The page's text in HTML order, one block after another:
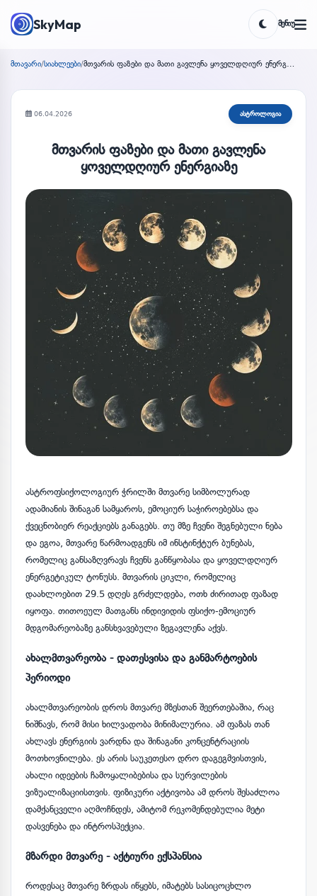
SkyMap Toggle
ᲛᲔᲜᲘᲣ
მთავარი/სიახლეები/ მთვარის ფაზები და მათი გავლენა ყოველდღიურ ენერგიაზე
06.04.2026 ასტროლოგია
მთვარის ფაზები და მათი გავლენა
ყოველდღიურ ენერგიაზე
ასტროფსიქოლოგიურ ჭრილში მთვარე სიმბოლურად
ადამიანის შინაგან სამყაროს, ემოციურ საჭიროებებსა და
ქვეცნობიერ რეაქციებს განაგებს. თუ მზე ჩვენი შეგნებული ნება
და ეგოა, მთვარე წარმოადგენს იმ ინსტინქტურ ბუნებას,
რომელიც განსაზღვრავს ჩვენს განწყობასა და ყოველდღიურ
ენერგეტიკულ ტონუსს. მთვარის ციკლი, რომელიც
დაახლოებით 29.5 დღეს გრძელდება, ოთხ ძირითად ფაზად
იყოფა. თითოეულ მათგანს ინდივიდის ფსიქო-ემოციურ
მდგომარეობაზე განსხვავებული ზეგავლენა აქვს.
ახალმთვარეობა - დათესვისა და განმარტოების
პერიოდი
ახალმთვარეობის დროს მთვარე მზესთან შეერთებაშია, რაც
ნიშნავს, რომ მისი ხილვადობა მინიმალურია. ამ ფაზას თან
ახლავს ენერგიის ვარდნა და შინაგანი კონცენტრაციის
მოთხოვნილება. ეს არის საუკეთესო დრო დაგეგმვისთვის,
ახალი იდეების ჩამოყალიბებისა და სურვილების
ვიზუალიზაციისთვის. ფიზიკური აქტივობა ამ დროს შესაძლოა
დამქანცველი აღმოჩნდეს, ამიტომ რეკომენდებულია მეტი
დასვენება და ინტროსპექცია.
მზარდი მთვარე - აქტიური ექსპანსია
როდესაც მთვარე ზრდას იწყებს, იმატებს სასიცოცხლო